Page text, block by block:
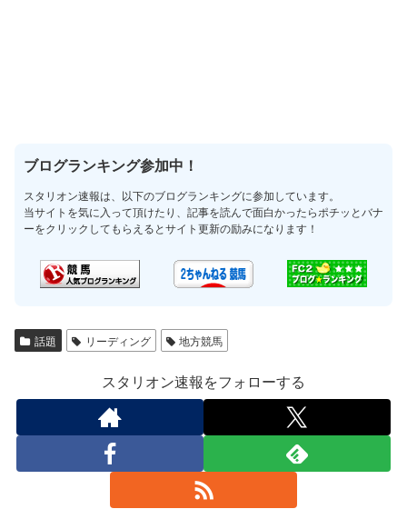
ブログランキング参加中！
スタリオン速報は、以下のブログランキングに参加しています。
当サイトを気に入って頂けたり、記事を読んで面白かったらポチッとバナ
ーをクリックしてもらえるとサイト更新の励みになります！
話題 リーディング 地方競馬
スタリオン速報をフォローする